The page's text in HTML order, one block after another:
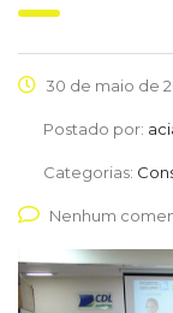
30 de maio de
Postado por:
Categorias:
Nenhum